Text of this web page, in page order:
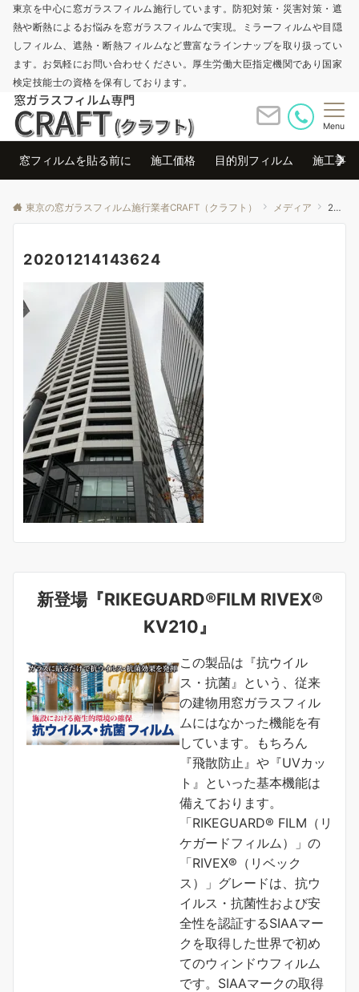
東京を中心に窓ガラスフィルム施行しています。防犯対策・災害対策・遮
熱や断熱によるお悩みを窓ガラスフィルムで実現。ミラーフィルムや目隠
しフィルム、遮熱・断熱フィルムなど豊富なラインナップを取り扱ってい
ます。お気軽にお問い合わせください。厚生労働大臣指定機関であり国家
検定技能士の資格を保有しております。
Menu
窓フィルムを貼る前に 施工価格 目的別フィルム 施工事例
東京の窓ガラスフィルム施行業者CRAFT（クラフト） メディア 20201214143624
20201214143624
新登場『RIKEGUARD®FILM RIVEX®
KV210』
この製品は『抗ウイル
ス・抗菌』という、従来
の建物用窓ガラスフィル
ムにはなかった機能を有
しています。もちろん
『飛散防止』や『UVカッ
ト』といった基本機能は
備えております。
「RIKEGUARD® FILM（リ
ケガードフィルム）」の
「RIVEX®（リベック
ス）」グレードは、抗ウ
イルス・抗菌性および安
全性を認証するSIAAマー
クを取得した世界で初め
てのウィンドウフィルム
です。SIAAマークの取得